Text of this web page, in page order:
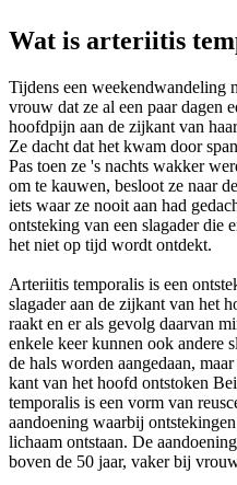
Wat is arteriitis
Tijdens een weekendwandeling
vrouw dat ze al een paar dagen
hoofdpijn aan de zijkant van
Ze dacht dat het kwam door
Pas toen ze 's nachts wakker
om te kauwen, besloot ze naar
iets waar ze nooit aan had
ontsteking van een slagader die
het niet op tijd wordt ontdekt.
Arteriitis temporalis is een
slagader aan de zijkant van het
raakt en er als gevolg daarvan
enkele keer kunnen ook andere
de hals worden aangedaan,
kant van het hoofd ontstoken
temporalis is een vorm van
aandoening waarbij
lichaam ontstaan. De
boven de 50 jaar, vaker bij